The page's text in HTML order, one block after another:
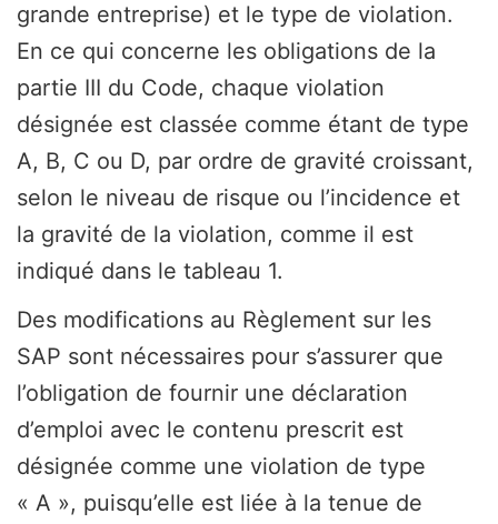
grande entreprise) et le type de violation.
En ce qui concerne les obligations de la
partie III du Code, chaque violation
désignée est classée comme étant de type
A, B, C ou D, par ordre de gravité croissant,
selon le niveau de risque ou l’incidence et
la gravité de la violation, comme il est
indiqué dans le tableau 1.
Des modifications au Règlement sur les
SAP sont nécessaires pour s’assurer que
l’obligation de fournir une déclaration
d’emploi avec le contenu prescrit est
désignée comme une violation de type
« A », puisqu’elle est liée à la tenue de